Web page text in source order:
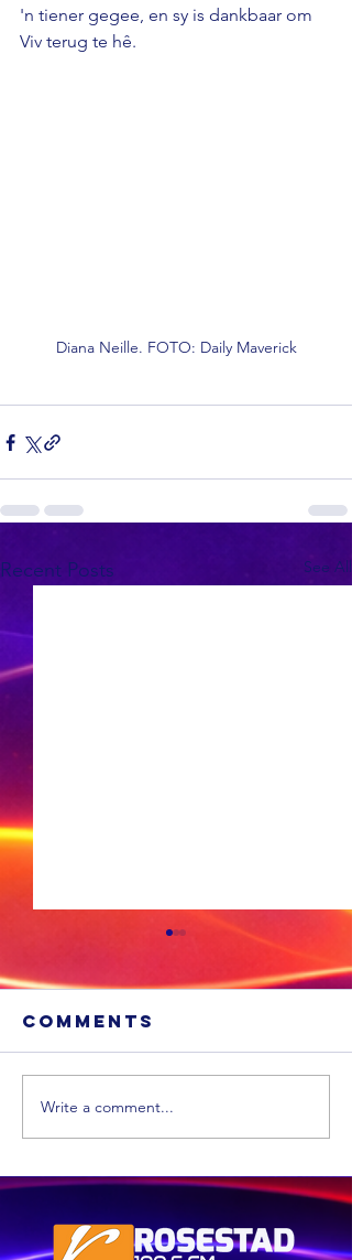
'n tiener gegee, en sy is dankbaar om
Viv terug te hê.
Diana Neille. FOTO: Daily Maverick
Recent Posts See All
Vrystaatse
tronk toe oor
eiendomsbedrog
Comments
Write a comment...